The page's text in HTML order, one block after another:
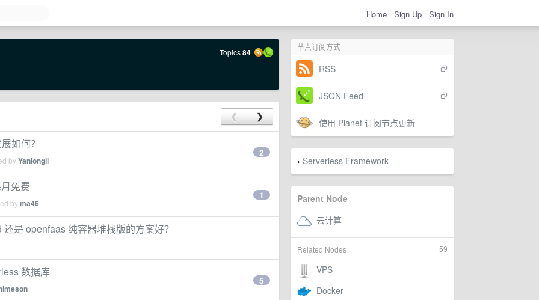
Home Sign Up Sign In
节点订阅方式
RSS
JSON Feed
使用 Planet 订阅节点更新
› Serverless Framework
Parent Node
59
Related Nodes
Topics84
❮ ❯
如何？
byYanlongli
2
免费
byma46
1
是 openfaas 纯容器堆栈版的方案好？
数据库
5